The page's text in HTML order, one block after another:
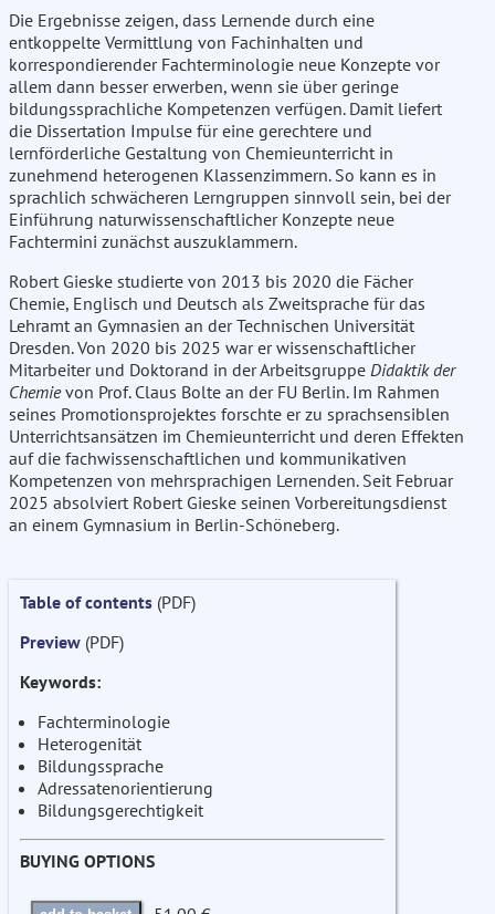
Die Ergebnisse zeigen, dass Lernende durch eine
entkoppelte Vermittlung von Fachinhalten und
korrespondierender Fachterminologie neue Konzepte vor
allem dann besser erwerben, wenn sie über geringe
bildungssprachliche Kompetenzen verfügen. Damit liefert
die Dissertation Impulse für eine gerechtere und
lernförderliche Gestaltung von Chemieunterricht in
zunehmend heterogenen Klassenzimmern. So kann es in
sprachlich schwächeren Lerngruppen sinnvoll sein, bei der
Einführung naturwissenschaftlicher Konzepte neue
Fachtermini zunächst auszuklammern.
Robert Gieske studierte von 2013 bis 2020 die Fächer
Chemie, Englisch und Deutsch als Zweitsprache für das
Lehramt an Gymnasien an der Technischen Universität
Dresden. Von 2020 bis 2025 war er wissenschaftlicher
Mitarbeiter und Doktorand in der Arbeitsgruppe Didaktik der
Chemievon Prof. Claus Bolte an der FU Berlin. Im Rahmen
seines Promotionsprojektes forschte er zu sprachsensiblen
Unterrichtsansätzen im Chemieunterricht und deren Effekten
auf die fachwissenschaftlichen und kommunikativen
Kompetenzen von mehrsprachigen Lernenden. Seit Februar
2025 absolviert Robert Gieske seinen Vorbereitungsdienst
an einem Gymnasium in Berlin-Schöneberg.
Table of contents (PDF)
Preview (PDF)
Keywords:
Fachterminologie
Heterogenität
Bildungssprache
Adressatenorientierung
Bildungsgerechtigkeit
BUYING OPTIONS